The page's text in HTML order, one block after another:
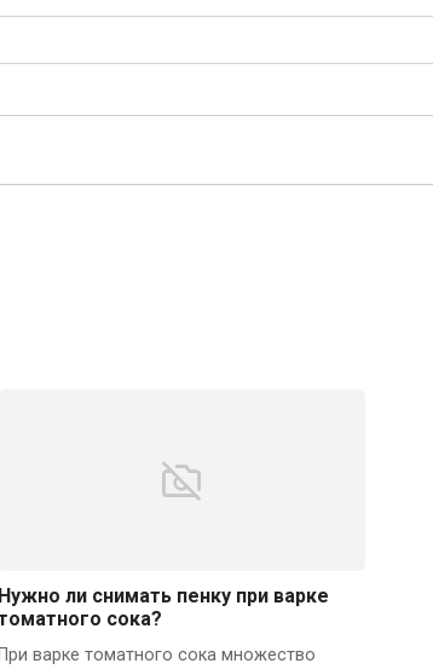
Нужно ли снимать пенку при варке
сока?
При варке томатного сока множество